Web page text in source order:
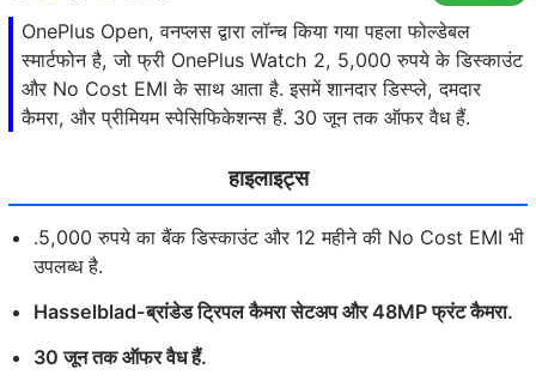
OnePlus Open, वनप्लस द्वारा लॉन्च किया गया पहला फोल्डेबल
स्मार्टफोन है, जो फ्री OnePlus Watch 2, 5,000 रुपये के डिस्काउंट
और No Cost EMI के साथ आता है. इसमें शानदार डिस्प्ले, दमदार
कैमरा, और प्रीमियम स्पेसिफिकेशन्स हैं. 30 जून तक ऑफर वैध हैं.
हाइलाइट्स
.5,000 रुपये का बैंक डिस्काउंट और 12 महीने की No Cost EMI भी
उपलब्ध है.
Hasselblad-ब्रांडेड ट्रिपल कैमरा सेटअप और 48MP फ्रंट कैमरा.
30 जून तक ऑफर वैध हैं.